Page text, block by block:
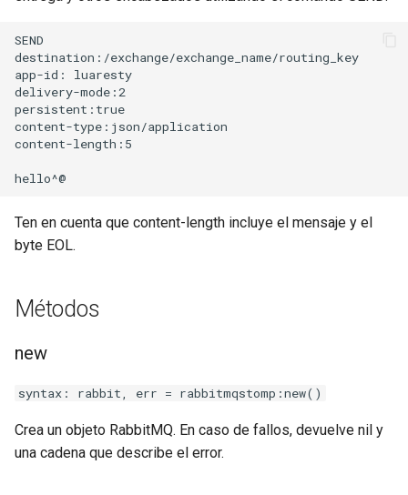
length-hiding
let
limit-traffic-rate
log-sqlite
log-var-set
log-zmq
loop-detect
lua-upstream
SEND
destination:/exchange/exchange_name/routing_key
app-id: luaresty
delivery-mode:2
persistent:true
content-type:json/application
content-length:5
Ten en cuenta que content-length incluye el mensaje y el
byte EOL.
Métodos
new
syntax: rabbit, err = rabbitmqstomp:new()
Crea un objeto RabbitMQ. En caso de fallos, devuelve nil y
una cadena que describe el error.